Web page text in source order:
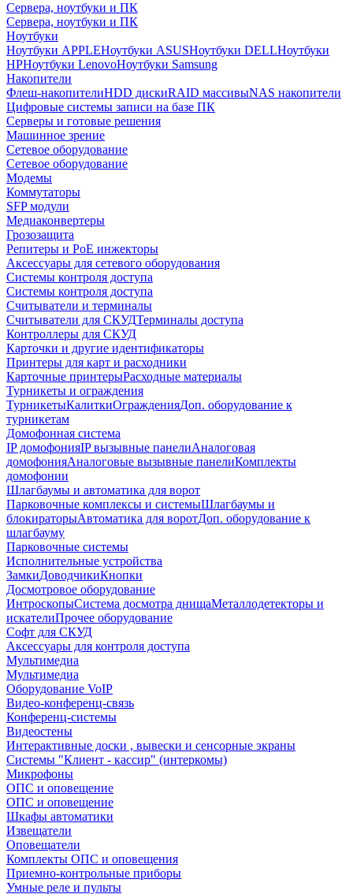
Сервера, ноутбуки и ПК
Сервера, ноутбуки и ПК
Ноутбуки
Ноутбуки APPLEНоутбуки ASUSНоутбуки DELLНоутбуки
HPНоутбуки LenovoНоутбуки Samsung
Накопители
Флеш-накопителиHDD дискиRAID массивыNAS накопители
Цифровые системы записи на базе ПК
Серверы и готовые решения
Машинное зрение
Сетевое оборудование
Сетевое оборудование
Модемы
Коммутаторы
SFP модули
Медиаконвертеры
Грозозащита
Репитеры и PoE инжекторы
Аксессуары для сетевого оборудования
Системы контроля доступа
Системы контроля доступа
Считыватели и терминалы
Считыватели для СКУДТерминалы доступа
Контроллеры для СКУД
Карточки и другие идентификаторы
Принтеры для карт и расходники
Карточные принтерыРасходные материалы
Турникеты и ограждения
ТурникетыКалиткиОгражденияДоп. оборудование к
турникетам
Домофонная система
IP домофонияIP вызывные панелиАналоговая
домофонияАналоговые вызывные панелиКомплекты
домофонии
Шлагбаумы и автоматика для ворот
Парковочные комплексы и системыШлагбаумы и
блокираторыАвтоматика для воротДоп. оборудование к
шлагбауму
Парковочные системы
Исполнительные устройства
ЗамкиДоводчикиКнопки
Досмотровое оборудование
ИнтроскопыСистема досмотра днищаМеталлодетекторы и
искателиПрочее оборудование
Софт для СКУД
Аксессуары для контроля доступа
Мультимедиа
Мультимедиа
Оборудование VoIP
Видео-конференц-связь
Конференц-системы
Видеостены
Интерактивные доски , вывески и сенсорные экраны
Системы "Клиент - кассир" (интеркомы)
Микрофоны
ОПС и оповещение
ОПС и оповещение
Шкафы автоматики
Извещатели
Оповещатели
Комплекты ОПС и оповещения
Приемно-контрольные приборы
Умные реле и пульты